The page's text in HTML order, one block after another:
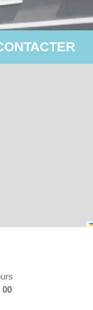
00